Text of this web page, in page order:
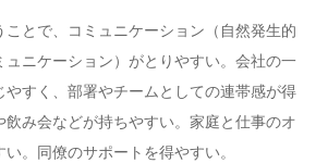
ことで、コミュニケーション（自然発生的
ュニケーション）がとりやすい。会社の一
やすく、部署やチームとしての連帯感が得
飲み会などが持ちやすい。家庭と仕事のオ
。同僚のサポートを得やすい。